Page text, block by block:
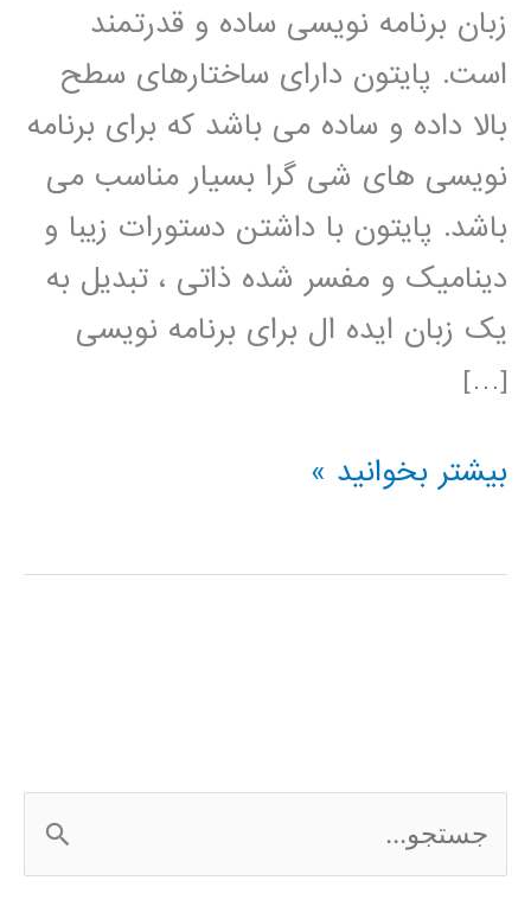
زبان برنامه نویسی ساده و قدرتمند
است. پایتون دارای ساختارهای سطح
بالا داده و ساده می باشد که برای برنامه
نویسی های شی گرا بسیار مناسب می
باشد. پایتون با داشتن دستورات زیبا و
دینامیک و مفسر شده ذاتی ، تبدیل به
یک زبان ایده ال برای برنامه نویسی
[…]
فیلم
فارسی
بیشتر بخوانید »
س